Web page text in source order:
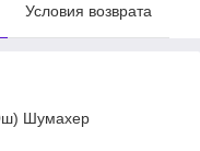
Условия возврата
Шумахер